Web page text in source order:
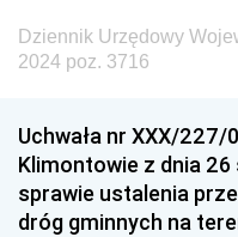
Dziennik Urzędowy
2024 poz. 3716
Uchwała nr XXX/227/
Klimontowie z dnia 26
sprawie ustalenia
dróg gminnych na